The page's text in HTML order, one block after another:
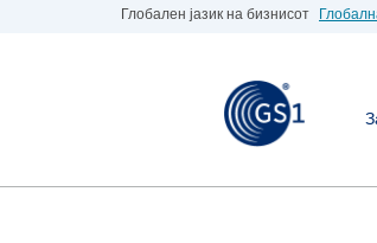
Глобален јазик на бизнисот